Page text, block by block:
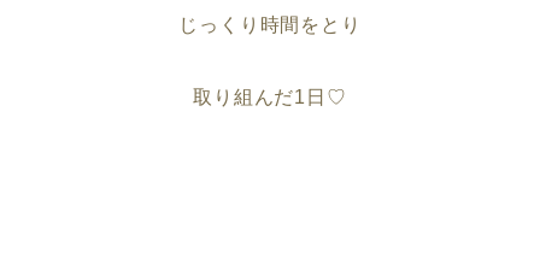
じっくり時間をとり
取り組んだ1日♡